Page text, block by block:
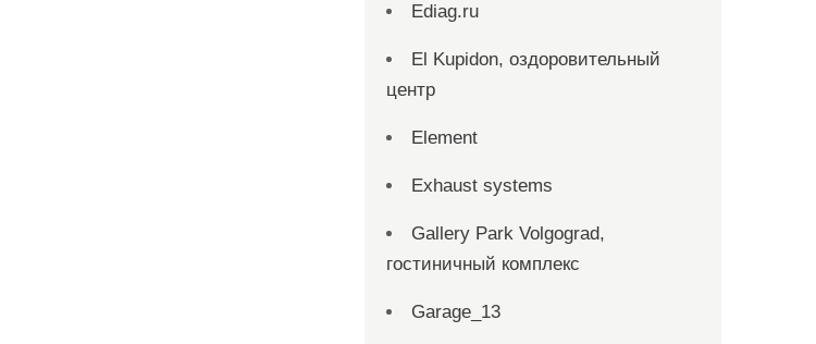
Ediag.ru
El Kupidon, оздоровительный
центр
Element
Exhaust systems
Gallery Park Volgograd,
гостиничный комплекс
Garage_13